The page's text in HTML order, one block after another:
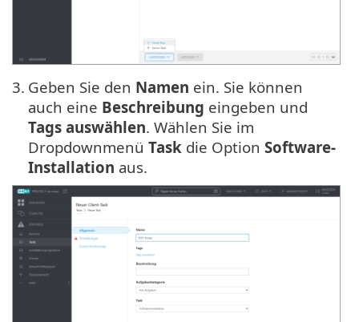
3. Geben Sie den Namen ein. Sie können
auch eine Beschreibung eingeben und
Tags auswählen. Wählen Sie im
Dropdownmenü Task die Option Software-
Installation aus.